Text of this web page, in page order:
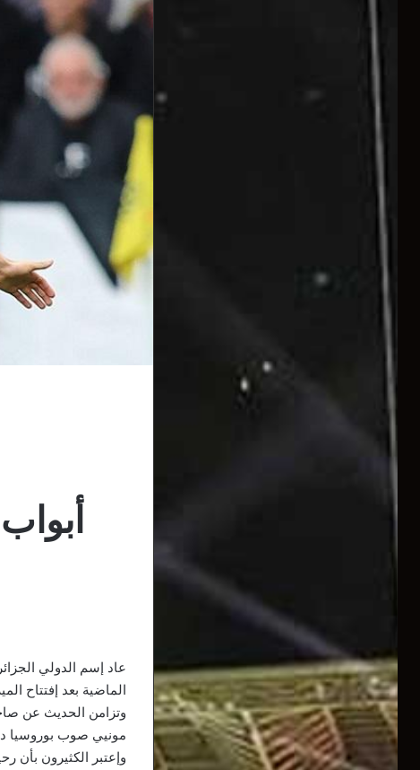
عاد إسم الدولي
الماضية بعد إفتتاح
وتزامن الحديث عن
مونيي صوب بوروسيا
وإعتبر الكثيرون